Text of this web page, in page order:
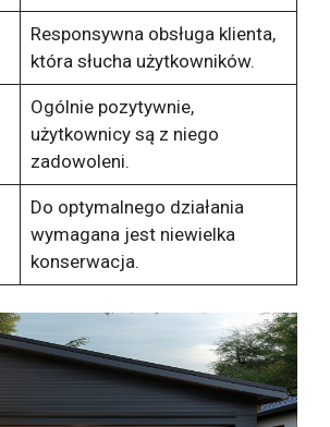
Responsywna obsługa klienta,
która słucha użytkowników.
Ogólnie pozytywnie,
użytkownicy są z niego
zadowoleni.
Do optymalnego działania
wymagana jest niewielka
konserwacja.